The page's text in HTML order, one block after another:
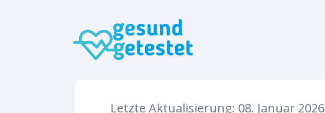
Letzte Aktualisierung: 08. Januar 2026